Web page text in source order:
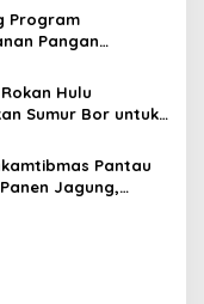
Kepedulian bagi
Program
Pangan
Desa
Mungkal Perkuat
Hulu
Sumur Bor untuk
Pengabdian
Bhayangkara
Pantau
Jagung,